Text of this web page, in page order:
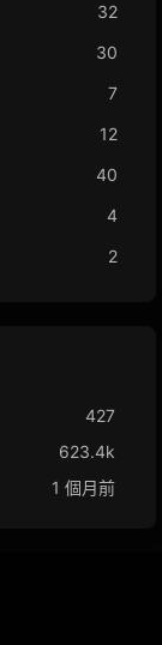
32
30
7
12
40
4
2
427
623.4k
1 個月前